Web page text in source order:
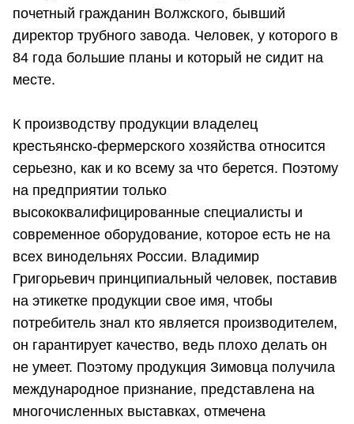
почетный гражданин Волжского, бывший
директор трубного завода. Человек, у которого в
84 года большие планы и который не сидит на
месте.
К производству продукции владелец
крестьянско-фермерского хозяйства относится
серьезно, как и ко всему за что берется. Поэтому
на предприятии только
высококвалифицированные специалисты и
современное оборудование, которое есть не на
всех винодельнях России. Владимир
Григорьевич принципиальный человек, поставив
на этикетке продукции свое имя, чтобы
потребитель знал кто является производителем,
он гарантирует качество, ведь плохо делать он
не умеет. Поэтому продукция Зимовца получила
международное признание, представлена на
многочисленных выставках, отмечена